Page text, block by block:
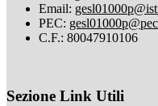
Email:
PEC:
C.F.: 80047910106
Sezione Link Utili